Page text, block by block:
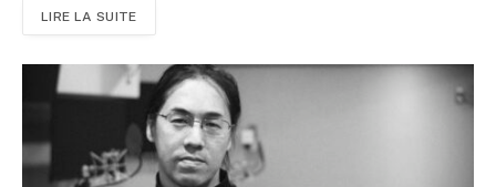
LIRE LA SUITE